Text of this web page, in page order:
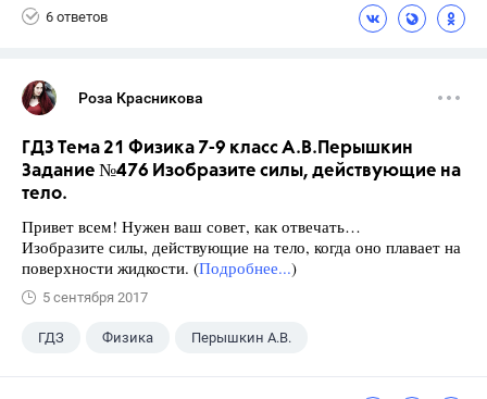
6 ответов
Роза Красникова
ГДЗ Тема 21 Физика 7-9 класс А.В.Перышкин
Задание №476 Изобразите силы, действующие на
тело.
Привет всем! Нужен ваш совет, как отвечать…
Изобразите силы, действующие на тело, когда оно плавает на
поверхности жидкости. (Подробнее...)
5 сентября 2017
ГДЗ Физика Перышкин А.В.